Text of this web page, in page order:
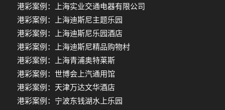
港彩案例：上海实业交通电器有限公司
港彩案例：上海迪斯尼主题乐园
港彩案例：上海迪斯尼乐园酒店
港彩案例：上海迪斯尼精品购物村
港彩案例：上海青浦奥特莱斯
港彩案例：世博会上汽通用馆
港彩案例：天津万达文华酒店
港彩案例：宁波东钱湖水上乐园